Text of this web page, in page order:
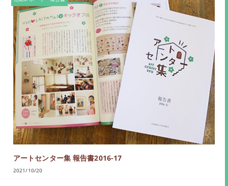
アートセンター集 報告書2016-17
2021/10/20